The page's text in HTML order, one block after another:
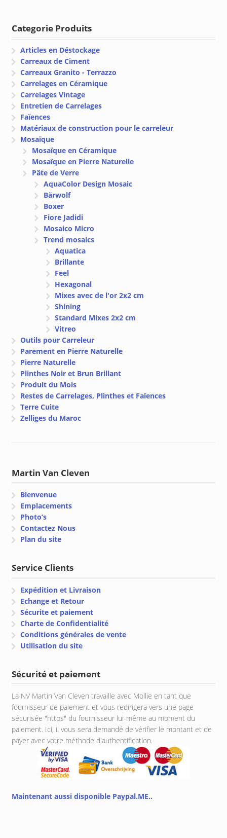
à
Categorie Produits
Articles en Déstockage
Carreaux de Ciment
Carreaux Granito - Terrazzo
Carrelages en Céramique
Carrelages Vintage
Entretien de Carrelages
Faïences
Matériaux de construction pour le carreleur
Mosaïque
Mosaïque en Céramique
Mosaïque en Pierre Naturelle
Pâte de Verre
AquaColor Design Mosaic
Bärwolf
Boxer
Fiore Jadidi
Mosaico Micro
Trend mosaics
Aquatica
Brillante
Feel
Hexagonal
Mixes avec de l'or 2x2 cm
Shining
Standard Mixes 2x2 cm
Vitreo
Outils pour Carreleur
Parement en Pierre Naturelle
Pierre Naturelle
Plinthes Noir et Brun Brillant
Produit du Mois
Restes de Carrelages, Plinthes et Faïences
Terre Cuite
Zelliges du Maroc
Martin Van Cleven
Bienvenue
Emplacements
Photo’s
Contactez Nous
Plan du site
Service Clients
Expédition et Livraison
Echange et Retour
Sécurite et paiement
Charte de Confidentialité
Conditions générales de vente
Utilisation du site
Sécurité et paiement
La NV Martin Van Cleven travaille avec Mollie en tant que
fournisseur de paiement et vous redirigera vers une page
sécurisée "https" du fournisseur lui-même au moment du
paiement. Ici, il vous sera demandé de vérifier le montant et de
payer avec votre méthode d'authentification.
Maintenant aussi disponible Paypal.ME..